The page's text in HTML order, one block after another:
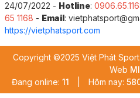
24/07/2022 - Hotline:
65 1168 - Email:
https://vietphatsport.com
Copyright ©2025 Việt Phát
Web
Đang online: 11 Hôm nay: